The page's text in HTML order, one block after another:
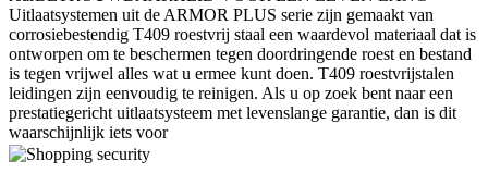
Uitlaatsystemen uit de ARMOR PLUS serie zijn gemaakt van
corrosiebestendig T409 roestvrij staal een waardevol materiaal dat is
ontworpen om te beschermen tegen doordringende roest en bestand
is tegen vrijwel alles wat u ermee kunt doen. T409 roestvrijstalen
leidingen zijn eenvoudig te reinigen. Als u op zoek bent naar een
prestatiegericht uitlaatsysteem met levenslange garantie, dan is dit
waarschijnlijk iets voor